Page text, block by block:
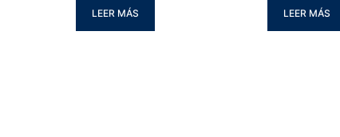
LEER MÁS LEER MÁS